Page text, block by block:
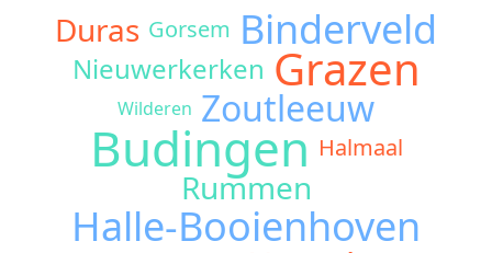
Duras Gorsem Binderveld
Nieuwerkerken Grazen
Wilderen Zoutleeuw
Budingen Halmaal
Rummen
Halle-Booienhoven